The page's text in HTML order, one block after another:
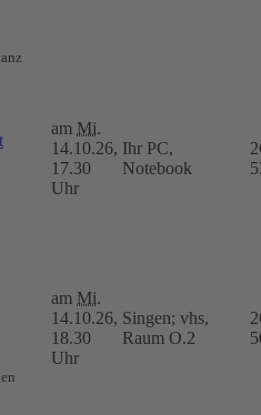
am Mi.
14.10.26,
17.30
Uhr
Ihr PC,
Notebook
am Mi.
14.10.26,
18.30
Uhr
Singen; vhs,
Raum O.2